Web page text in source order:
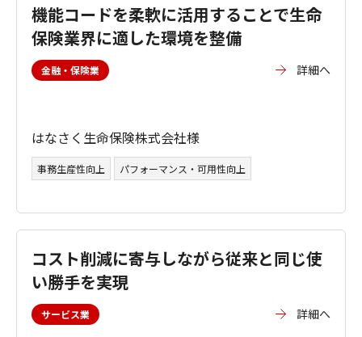
機能コードを柔軟に活用することで生命
保険業界に適した環境を整備
金融・保険業 詳細へ
はなさく生命保険株式会社様
事務生産性向上 パフォーマンス・可用性向上
コスト削減に寄与しながら従来と同じ使
い勝手を実現
サービス業 詳細へ